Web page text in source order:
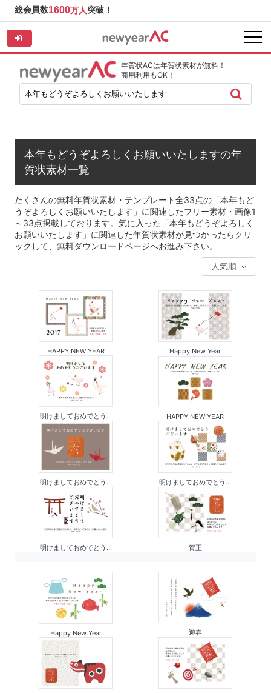
総会員数1600万人突破！
年賀状ACは年賀状素材が無料！
商用利用もOK！
本年もどうぞよろしくお願いいたしますの年
賀状素材一覧
たくさんの無料年賀状素材・テンプレート全33点の「本年もど
うぞよろしくお願いいたします」に関連したフリー素材・画像1
～33点掲載しております。気に入った「本年もどうぞよろしく
お願いいたします」に関連した年賀状素材が見つかったらクリ
ックして、無料ダウンロードページへお進み下さい。
HAPPY NEW YEAR Happy New Year
明けましておめでとう... HAPPY NEW YEAR
明けましておめでとう... 明けましておめでとう...
明けましておめでとう... 賀正
Happy New Year 迎春